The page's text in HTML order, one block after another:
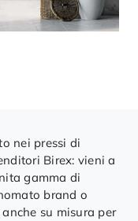
nei pressi di
Birex: vieni a
gamma di
brand o
su misura per